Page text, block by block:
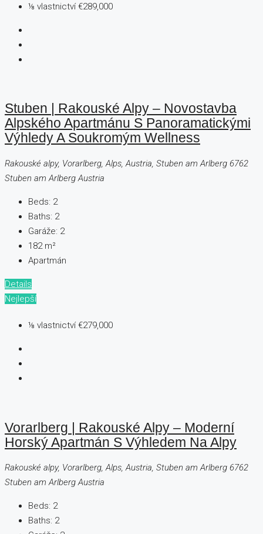
⅛ vlastnictví€289,000
Stuben | Rakouské Alpy – Novostavba
Alpského Apartmánu S Panoramatickými
Výhledy A Soukromým Wellness
Rakouské alpy, Vorarlberg, Alps, Austria, Stuben am Arlberg 6762
Stuben am Arlberg Austria
Beds: 2
Baths: 2
Garáže: 2
182 m²
Apartmán
Details
Nejlepší
⅛ vlastnictví€279,000
Vorarlberg | Rakouské Alpy – Moderní
Horský Apartmán S Výhledem Na Alpy
Rakouské alpy, Vorarlberg, Alps, Austria, Stuben am Arlberg 6762
Stuben am Arlberg Austria
Beds: 2
Baths: 2